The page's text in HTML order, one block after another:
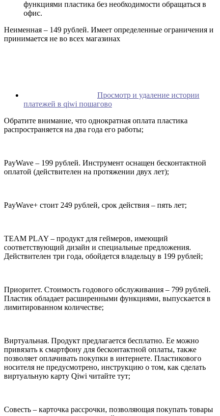
функциями пластика без необходимости обращаться в
офис.
Неименная – 149 рублей. Имеет определенные ограничения и
принимается не во всех магазинах
Просмотр и удаление истории
платежей в qiwi пошагово
Обратите внимание, что однократная оплата пластика
распространяется на два года его работы;
PayWave – 199 рублей. Инструмент оснащен бесконтактной
оплатой (действителен на протяжении двух лет);
PayWave+ стоит 249 рублей, срок действия – пять лет;
TEAM PLAY – продукт для геймеров, имеющий
соответствующий дизайн и специальные предложения.
Действителен три года, обойдется владельцу в 199 рублей;
Приоритет. Стоимость годового обслуживания – 799 рублей.
Пластик обладает расширенными функциями, выпускается в
лимитированном количестве;
Виртуальная. Продукт предлагается бесплатно. Ее можно
привязать к смартфону для бесконтактной оплаты, также
позволяет оплачивать покупки в интернете. Пластикового
носителя не предусмотрено, инструкцию о том, как сделать
виртуальную карту Qiwi читайте тут;
Совесть – карточка рассрочки, позволяющая покупать товары